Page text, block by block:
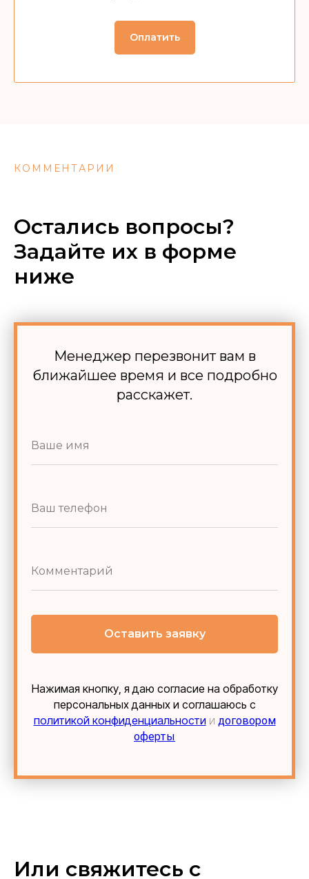
Оплатить
КОММЕНТАРИИ
Остались вопросы?
Задайте их в форме
ниже
Менеджер перезвонит вам в
ближайшее время и все подробно
расскажет.
Оставить заявку
Нажимая кнопку, я даю согласие на обработку
персональных данных и соглашаюсь c
политикой конфиденциальности и договором
оферты
Или свяжитесь с